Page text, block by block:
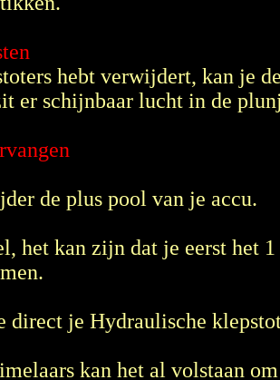
hebt verwijdert, kan je
er schijnbaar lucht in de
de plus pool van je accu.
het kan zijn dat je eerst het
direct je Hydraulische
kan het al volstaan